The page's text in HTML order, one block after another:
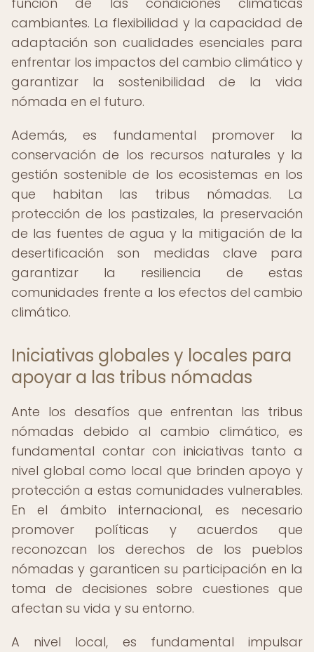
cambiantes. La flexibilidad y la capacidad de
adaptación son cualidades esenciales para
enfrentar los impactos del cambio climático y
garantizar la sostenibilidad de la vida
nómada en el futuro.
Además, es fundamental promover la
conservación de los recursos naturales y la
gestión sostenible de los ecosistemas en los
que habitan las tribus nómadas. La
protección de los pastizales, la preservación
de las fuentes de agua y la mitigación de la
desertificación son medidas clave para
garantizar la resiliencia de estas
comunidades frente a los efectos del cambio
climático.
Iniciativas globales y locales para
apoyar a las tribus nómadas
Ante los desafíos que enfrentan las tribus
nómadas debido al cambio climático, es
fundamental contar con iniciativas tanto a
nivel global como local que brinden apoyo y
protección a estas comunidades vulnerables.
En el ámbito internacional, es necesario
promover políticas y acuerdos que
reconozcan los derechos de los pueblos
nómadas y garanticen su participación en la
toma de decisiones sobre cuestiones que
afectan su vida y su entorno.
A nivel local, es fundamental impulsar